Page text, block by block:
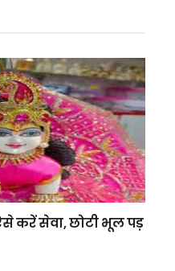
करें सेवा, छोटी भूल पड़